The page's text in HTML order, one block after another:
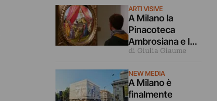
ARTI VISIVE
A Milano la
Pinacoteca
Ambrosiana e la
Cripta di San
gratis per tutto
agosto (ma solo
di Giulia Giaume
NEW MEDIA
A Milano è
finalmente